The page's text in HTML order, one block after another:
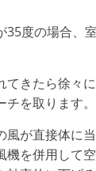
35度の場合、
てきたら徐々
を取ります。
風が直接体に
機を併用して